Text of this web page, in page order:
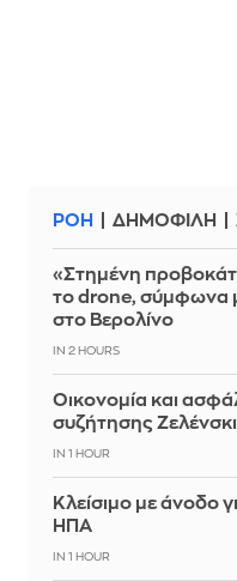
ΡΟΗ ΔΗΜΟΦΙΛΗ
«Στημένη
το drone, σύμφωνα
στο Βερολίνο
IN 2 HOURS
Οικονομία και
συζήτησης
IN 1 HOUR
Κλείσιμο με άνοδο
ΗΠΑ
IN 1 HOUR